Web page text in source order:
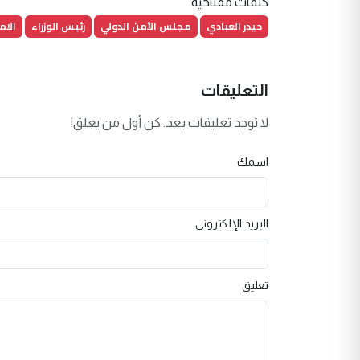
حيدر العبادي مجلس الأمن الدولي رئيس الوزراء
التعليقات
لا توجد تعليقات بعد. كن أول من يعلق!
اسمك
البريد الإلكتروني
تعليق